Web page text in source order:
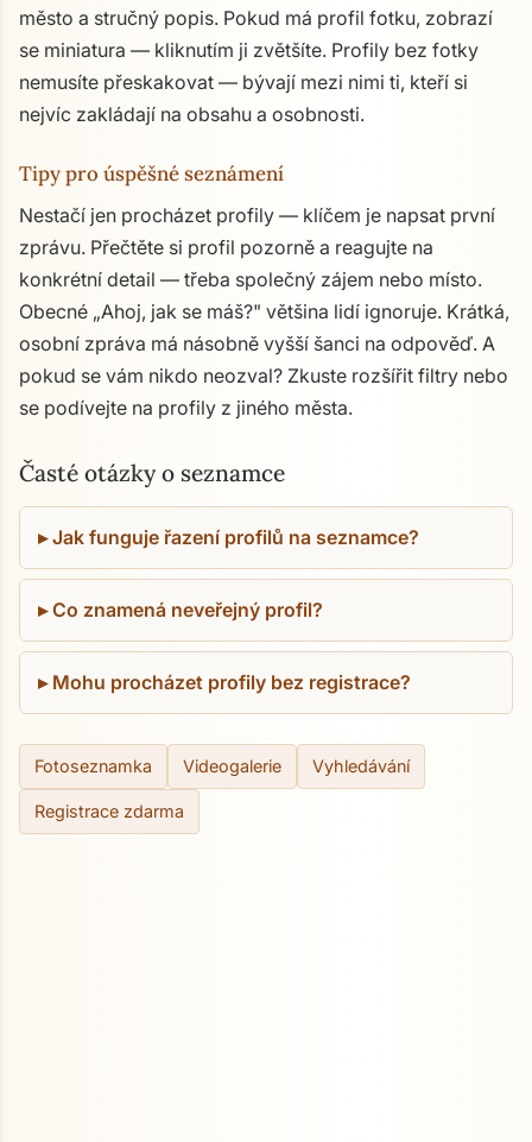
město a stručný popis. Pokud má profil fotku, zobrazí
se miniatura — kliknutím ji zvětšíte. Profily bez fotky
nemusíte přeskakovat — bývají mezi nimi ti, kteří si
nejvíc zakládají na obsahu a osobnosti.
Tipy pro úspěšné seznámení
Nestačí jen procházet profily — klíčem je napsat první
zprávu. Přečtěte si profil pozorně a reagujte na
konkrétní detail — třeba společný zájem nebo místo.
Obecné „Ahoj, jak se máš?" většina lidí ignoruje. Krátká,
osobní zpráva má násobně vyšší šanci na odpověď. A
pokud se vám nikdo neozval? Zkuste rozšířit filtry nebo
se podívejte na profily z jiného města.
Časté otázky o seznamce
Jak funguje řazení profilů na seznamce?
Co znamená neveřejný profil?
Mohu procházet profily bez registrace?
Fotoseznamka Videogalerie Vyhledávání
Registrace zdarma